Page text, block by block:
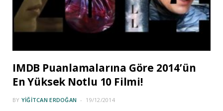
IMDB Puanlamalarına Göre 2014’ün
En Yüksek Notlu 10 Filmi!
BY YIĞITCAN ERDOĞAN 19/12/2014